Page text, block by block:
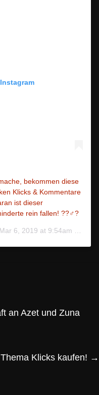
bekommen diese
Klicks & Kommentare
ist dieser
rein fallen! ??‍♂️?
Mar 6, 2019 at 9:54am PST
an Azet und Zuna
Klicks kaufen! →